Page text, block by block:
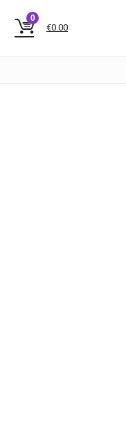
0
€0.00